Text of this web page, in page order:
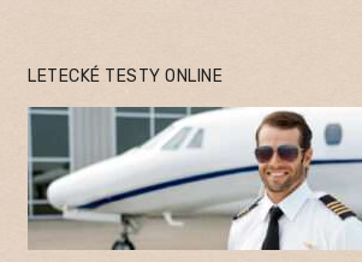
LETECKÉ TESTY ONLINE